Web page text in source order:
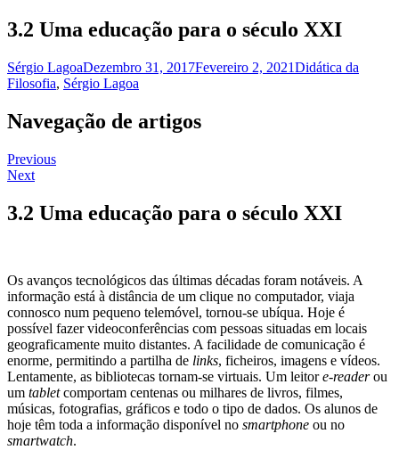
3.2 Uma educação para o século XXI
Sérgio LagoaDezembro 31, 2017Fevereiro 2, 2021Didática da
Filosofia, Sérgio Lagoa
Navegação de artigos
Previous
Next
3.2 Uma educação para o século XXI
Os avanços tecnológicos das últimas décadas foram notáveis. A
informação está à distância de um clique no computador, viaja
connosco num pequeno telemóvel, tornou-se ubíqua. Hoje é
possível fazer videoconferências com pessoas situadas em locais
geograficamente muito distantes. A facilidade de comunicação é
enorme, permitindo a partilha de links, ficheiros, imagens e vídeos.
Lentamente, as bibliotecas tornam-se virtuais. Um leitore-readerou
um tabletcomportam centenas ou milhares de livros, filmes,
músicas, fotografias, gráficos e todo o tipo de dados. Os alunos de
hoje têm toda a informação disponível no smartphone ou no
smartwatch.